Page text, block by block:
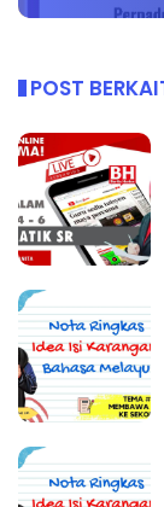
POST